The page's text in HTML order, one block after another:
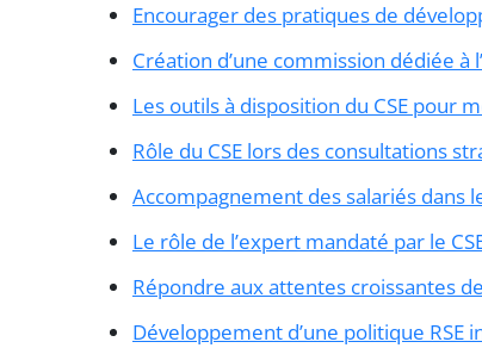
Encourager des pratiques de
Création d’une commission dédiée à
Les outils à disposition du CSE pour
Rôle du CSE lors des consultations
Accompagnement des salariés dans
Le rôle de l’expert mandaté par le
Répondre aux attentes croissantes
Développement d’une politique RSE